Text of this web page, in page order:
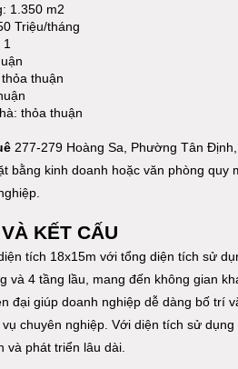
1.350 m2
Triệu/tháng
thuận
thỏa thuận
277-279 Hoàng Sa, Phường Tân
bằng kinh doanh hoặc văn phòng
KẾT CẤU
tích 18x15m với tổng diện tích sử
và 4 tầng lầu, mang đến không gian
đại giúp doanh nghiệp dễ dàng bố trí
chuyên nghiệp. Với diện tích sử
và phát triển lâu dài.